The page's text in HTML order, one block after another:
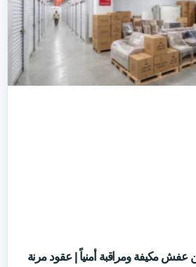
مكيفة ومراقبة أمنياً | عقود مرنة